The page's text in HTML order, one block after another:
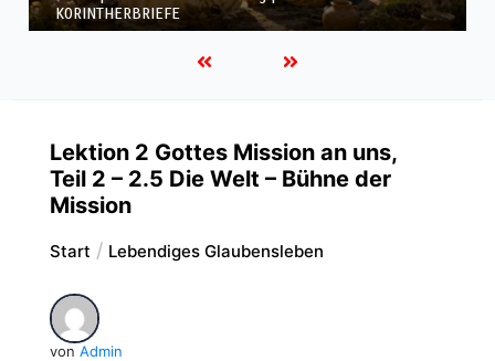
KORINTHERBRIEFE
Lektion 2 Gottes Mission an uns,
Teil 2 – 2.5 Die Welt – Bühne der
Mission
Start Lebendiges Glaubensleben
von Admin